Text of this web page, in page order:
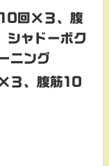
回×３、腹
ャドーボク
ニング
３、腹筋10